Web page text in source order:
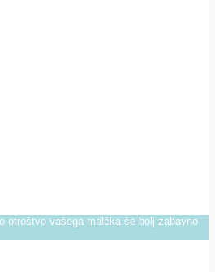
otroštvo vašega malčka še bolj zabavno